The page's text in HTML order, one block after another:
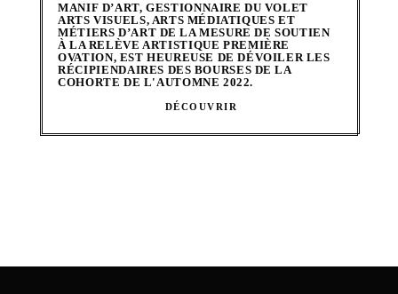
MANIF D’ART, GESTIONNAIRE DU VOLET
ARTS VISUELS, ARTS MÉDIATIQUES ET
MÉTIERS D’ART DE LA MESURE DE SOUTIEN
À LA RELÈVE ARTISTIQUE PREMIÈRE
OVATION, EST HEUREUSE DE DÉVOILER LES
RÉCIPIENDAIRES DES BOURSES DE LA
COHORTE DE L'AUTOMNE 2022.
DÉCOUVRIR